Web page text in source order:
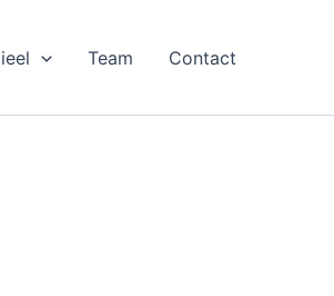
Team Contact